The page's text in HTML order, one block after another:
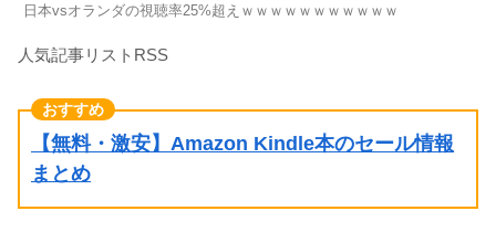
日本vsオランダの視聴率25%超えｗｗｗｗｗｗｗｗｗｗｗ
人気記事リストRSS
【無料・激安】Amazon Kindle本のセール情報
まとめ